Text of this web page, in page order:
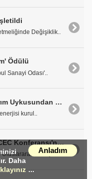
Değişiklik..
Ödülü
Sanayi Odası'..
Jeotermal, 2025'te Yatırım Uykusundan Uyandı
kurul..
Sabancı Üniversitesi IICEC Konferansı'nda Enerji Güvenliği, Kritik Mineraller ve Gelecek Perspektifleri Masaya Yatırıldı
Enerji ..
Anladım
Daha
...